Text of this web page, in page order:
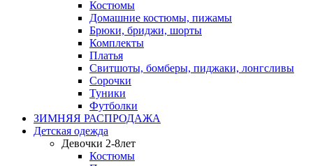
Костюмы
Домашние костюмы, пижамы
Брюки, бриджи, шорты
Комплекты
Платья
Свитшоты, бомберы, пиджаки, лонгсливы
Сорочки
Туники
Футболки
ЗИМНЯЯ РАСПРОДАЖА
Детская одежда
Девочки 2-8лет
Костюмы